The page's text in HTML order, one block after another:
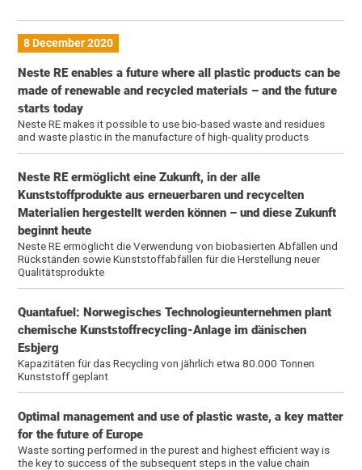
8 December 2020
Neste RE enables a future where all plastic products can be
made of renewable and recycled materials – and the future
starts today
Neste RE makes it possible to use bio-based waste and residues
and waste plastic in the manufacture of high-quality products
Neste RE ermöglicht eine Zukunft, in der alle
Kunststoffprodukte aus erneuerbaren und recycelten
Materialien hergestellt werden können – und diese Zukunft
beginnt heute
Neste RE ermöglicht die Verwendung von biobasierten Abfällen und
Rückständen sowie Kunststoffabfällen für die Herstellung neuer
Qualitätsprodukte
Quantafuel: Norwegisches Technologieunternehmen plant
chemische Kunststoffrecycling-Anlage im dänischen
Esbjerg
Kapazitäten für das Recycling von jährlich etwa 80.000 Tonnen
Kunststoff geplant
Optimal management and use of plastic waste, a key matter
for the future of Europe
Waste sorting performed in the purest and highest efficient way is
the key to success of the subsequent steps in the value chain